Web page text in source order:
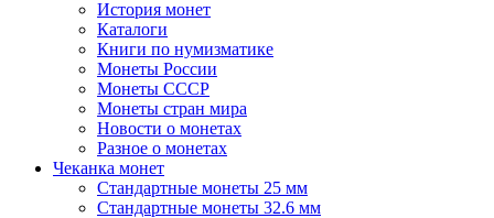
История монет
Каталоги
Книги по нумизматике
Монеты России
Монеты СССР
Монеты стран мира
Новости о монетах
Разное о монетах
Чеканка монет
Стандартные монеты 25 мм
Стандартные монеты 32.6 мм